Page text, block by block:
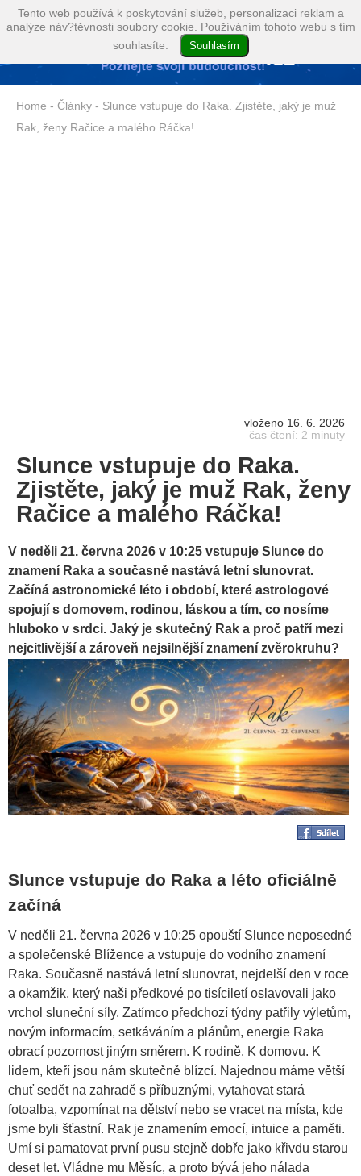
Home - Články - Slunce vstupuje do Raka. Zjistěte, jaký je muž
Rak, ženy Račice a malého Ráčka!
vloženo 16. 6. 2026
čas čtení: 2 minuty
Slunce vstupuje do Raka.
Zjistěte, jaký je muž Rak, ženy
Račice a malého Ráčka!
V neděli 21. června 2026 v 10:25 vstupuje Slunce do
znamení Raka a současně nastává letní slunovrat.
Začíná astronomické léto i období, které astrologové
spojují s domovem, rodinou, láskou a tím, co nosíme
hluboko v srdci. Jaký je skutečný Rak a proč patří mezi
nejcitlivější a zároveň nejsilnější znamení zvěrokruhu?
Slunce vstupuje do Raka a léto oficiálně
začíná
V neděli 21. června 2026 v 10:25 opouští Slunce neposedné
a společenské Blížence a vstupuje do vodního znamení
Raka. Současně nastává letní slunovrat, nejdelší den v roce
a okamžik, který naši předkové po tisíciletí oslavovali jako
vrchol sluneční síly. Zatímco předchozí týdny patřily výletům,
novým informacím, setkáváním a plánům, energie Raka
obrací pozornost jiným směrem. K rodině. K domovu. K
lidem, kteří jsou nám skutečně blízcí. Najednou máme větší
chuť sedět na zahradě s příbuznými, vytahovat stará
fotoalba, vzpomínat na dětství nebo se vracet na místa, kde
jsme byli šťastní. Rak je znamením emocí, intuice a paměti.
Umí si pamatovat první pusu stejně dobře jako křivdu starou
deset let. Vládne mu Měsíc, a proto bývá jeho nálada
Tento web používá k poskytování služeb, personalizaci reklam a
analýze náv?těvnosti soubory cookie. Používáním tohoto webu s tím
souhlasíte.